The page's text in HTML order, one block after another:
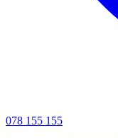
078 155 155